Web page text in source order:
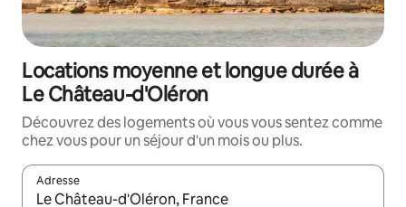
Locations moyenne et longue durée à
Le Château-d'Oléron
Découvrez des logements où vous vous sentez comme
chez vous pour un séjour d'un mois ou plus.
Adresse
Lorsque les résultats s'affichent, utilisez les flèches vers le